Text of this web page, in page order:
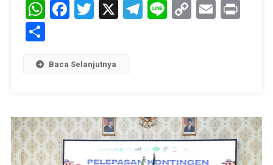
WhatsApp
Facebook
Twitter
X Telegram
LineCopyEmail
Share
Baca Selanjutnya